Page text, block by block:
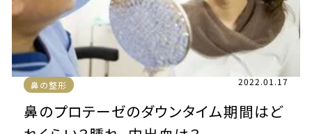
鼻の整形 2022.01.17
鼻のプロテーゼのダウンタイム期間はど